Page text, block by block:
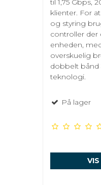
til 1,75 Gbps,
klienter. For
og styring
controller der
enheden,
overskuelig
dobbelt bånd
teknologi.
På lager